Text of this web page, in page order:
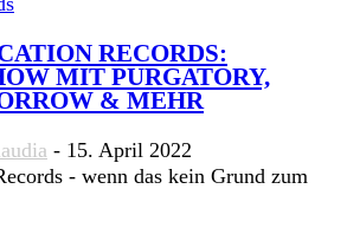
RECORDS:
MIT PURGATORY,
& MEHR
- 15. April 2022
- wenn das kein Grund zum